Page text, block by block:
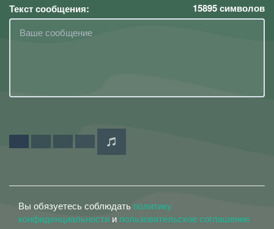
Текст сообщения: 15895символов
Вы обязуетесь соблюдать политику
конфиденциальности и пользовательское соглашение